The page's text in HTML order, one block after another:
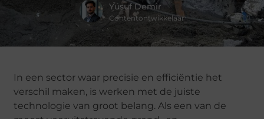
Yusuf Demir
Contentontwikkelaar
In een sector waar precisie en efficiëntie het
verschil maken, is werken met de juiste
technologie van groot belang. Als een van de